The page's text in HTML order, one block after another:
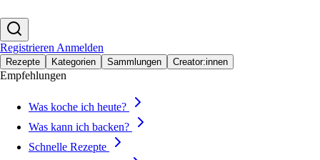
Registrieren Anmelden
Rezepte Kategorien Sammlungen Creator:innen
Empfehlungen
Was koche ich heute?
Was kann ich backen?
Schnelle Rezepte